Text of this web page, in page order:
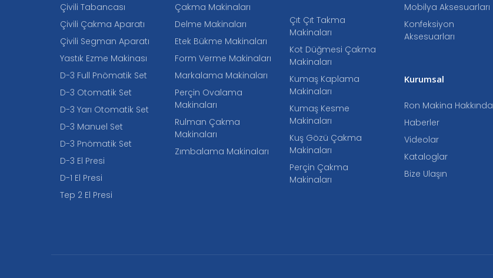
Çivili Tabancası
Çivili Çakma Aparatı
Çivili Segman Aparatı
Yastık Ezme Makinası
D-3 Full Pnömatik Set
D-3 Otomatik Set
D-3 Yarı Otomatik Set
D-3 Manuel Set
D-3 Pnömatik Set
D-3 El Presi
D-1 El Presi
Tep 2 El Presi
Çakma Makinaları
Delme Makinaları
Etek Bükme Makinaları
Form Verme Makinaları
Markalama Makinaları
Perçin Ovalama
Makinaları
Rulman Çakma
Makinaları
Zımbalama Makinaları
Çıt Çıt Takma
Makinaları
Kot Düğmesi Çakma
Makinaları
Kumaş Kaplama
Makinaları
Kumaş Kesme
Makinaları
Kuş Gözü Çakma
Makinaları
Perçin Çakma
Makinaları
Mobilya Aksesuarları
Konfeksiyon
Aksesuarları
Kurumsal
Ron Makina Hakkında
Haberler
Videolar
Kataloglar
Bize Ulaşın